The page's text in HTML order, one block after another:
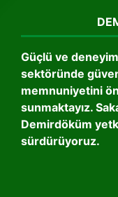
Güçlü ve
sektöründe
memnuniyetini
sunmaktayız.
Demirdöküm
sürdürüyoruz.